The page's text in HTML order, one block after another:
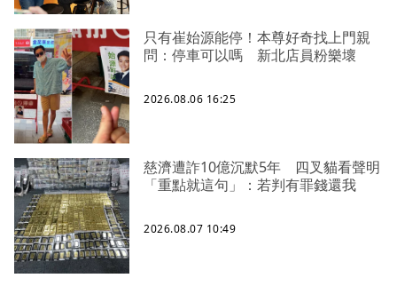
只有崔始源能停！本尊好奇找上門親
問：停車可以嗎 新北店員粉樂壞
2026.08.06 16:25
慈濟遭詐10億沉默5年 四叉貓看聲明
「重點就這句」：若判有罪錢還我
2026.08.07 10:49